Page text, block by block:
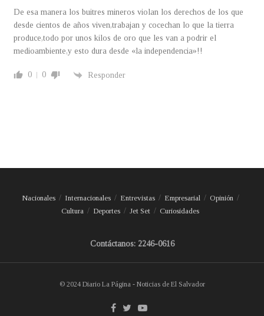
De esa manera los buitres mineros violan los derechos de los que
desde cientos de años viven,trabajan y cocechan lo que la tierra
produce,todo por unos kilos de oro que les van a podrir el
medioambiente,y esto dura desde «la independencia»!!
0 0 Responder
Nacionales Internacionales Entrevistas Empresarial
Opinión
Cultura
Deportes Jet Set Curiosidades
Contáctanos: 2246-0616
© 2024 Diario La Página - Noticias de El Salvador